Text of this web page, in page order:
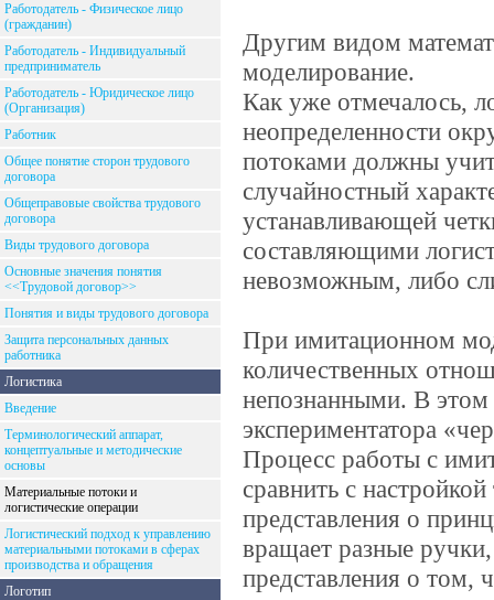
Работодатель - Физическое лицо
(гражданин)
Работодатель - Индивидуальный
предприниматель
Работодатель - Юридическое лицо
(Организация)
Работник
Общее понятие сторон трудового
договора
Общеправовые свойства трудового
договора
Виды трудового договора
Основные значения понятия
<<Трудовой договор>>
Понятия и виды трудового договора
Защита персональных данных
работника
Логистика
Введение
Терминологический аппарат,
концептуальные и методические
основы
Материальные потоки и
логистические операции
Логистический подход к управлению
материальными потоками в сферах
производства и обращения
Логотип
Другим видом
моделирование.
Как уже отмечалось,
неопределенности
потоками должны
случайностный
устанавливающей
составляющими
невозможным, либо
При имитационном
количественных
непознанными. В этом
экспериментатора
Процесс работы с
сравнить с
представления о
вращает разные
представления о том,